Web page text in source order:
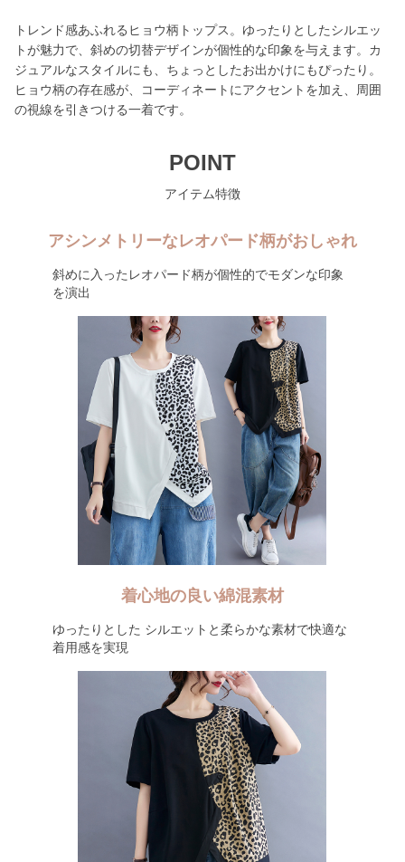
トレンド感あふれるヒョウ柄トップス。ゆったりとしたシルエッ
トが魅力で、斜めの切替デザインが個性的な印象を与えます。カ
ジュアルなスタイルにも、ちょっとしたお出かけにもぴったり。
ヒョウ柄の存在感が、コーディネートにアクセントを加え、周囲
の視線を引きつける一着です。
POINT
アイテム特徴
アシンメトリーなレオパード柄がおしゃれ
斜めに入ったレオパード柄が個性的でモダンな印象
を演出
着心地の良い綿混素材
ゆったりとした シルエットと柔らかな素材で快適な
着用感を実現